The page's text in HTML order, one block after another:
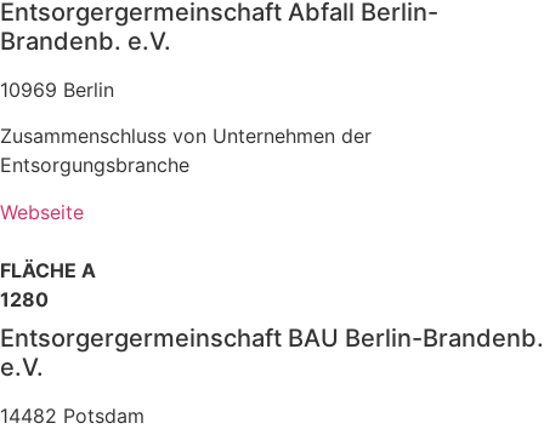
Entsorgergermeinschaft Abfall Berlin-
Brandenb. e.V.
10969 Berlin
Zusammenschluss von Unternehmen der
Entsorgungsbranche
Webseite
FLÄCHE A
1280
Entsorgergermeinschaft BAU Berlin-Brandenb.
e.V.
14482 Potsdam